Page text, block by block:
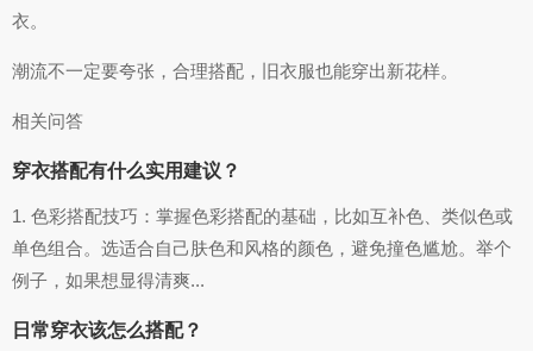
衣。
潮流不一定要夸张，合理搭配，旧衣服也能穿出新花样。
相关问答
穿衣搭配有什么实用建议？
1. 色彩搭配技巧：掌握色彩搭配的基础，比如互补色、类似色或
单色组合。选适合自己肤色和风格的颜色，避免撞色尴尬。举个
例子，如果想显得清爽...
日常穿衣该怎么搭配？